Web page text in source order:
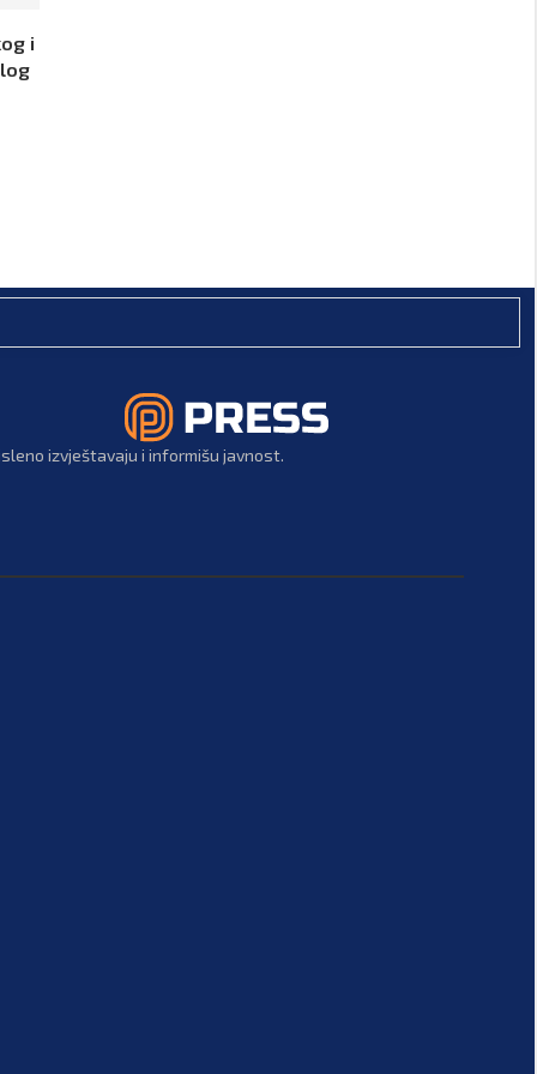
i
izvještavaju i informišu javnost.